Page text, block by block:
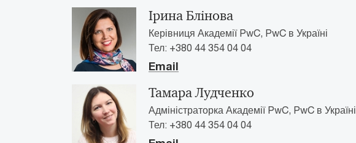
Ірина Блінова
Керівниця Академії PwC, PwC в Україні
Тел: +380 44 354 04 04
Email
Тамара Лудченко
Адміністраторка Академії PwC, PwC в Україні
Тел: +380 44 354 04 04